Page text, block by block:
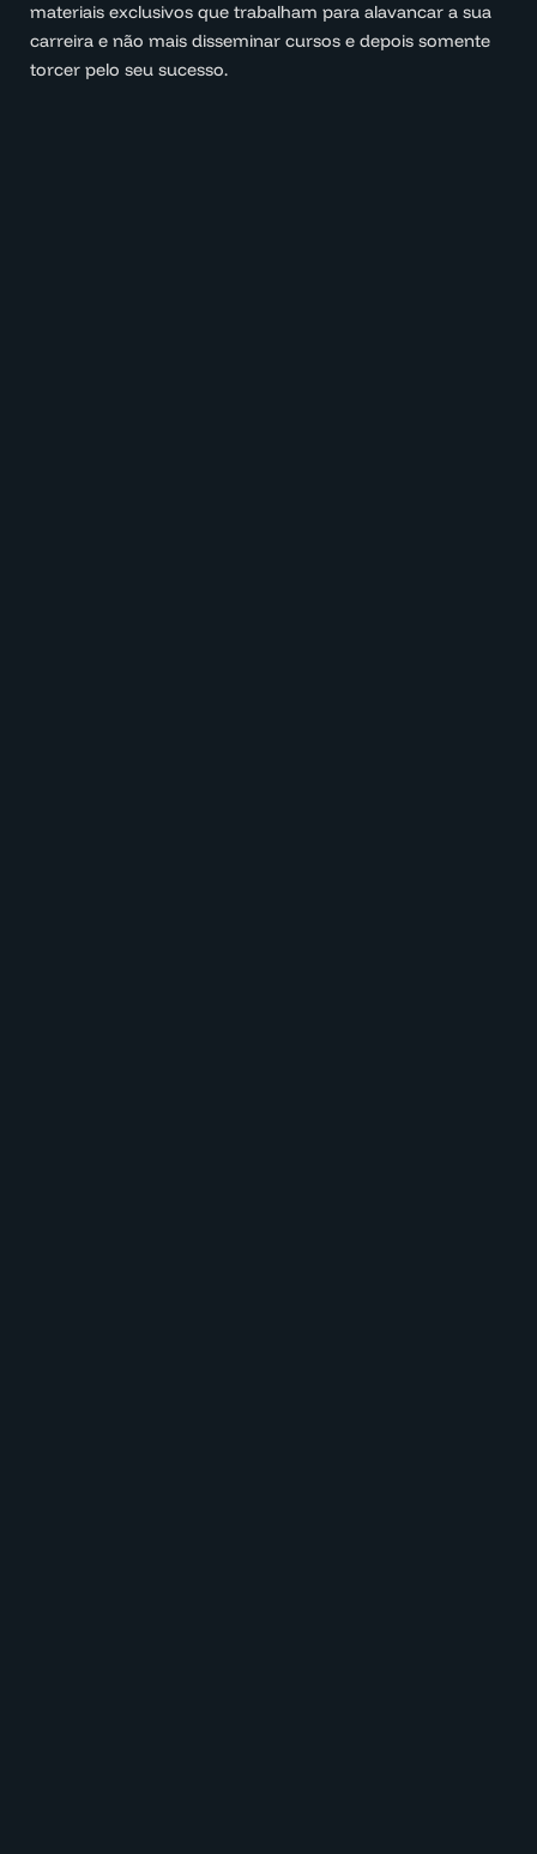
materiais exclusivos que trabalham para alavancar a sua
carreira e não mais disseminar cursos e depois somente
torcer pelo seu sucesso.